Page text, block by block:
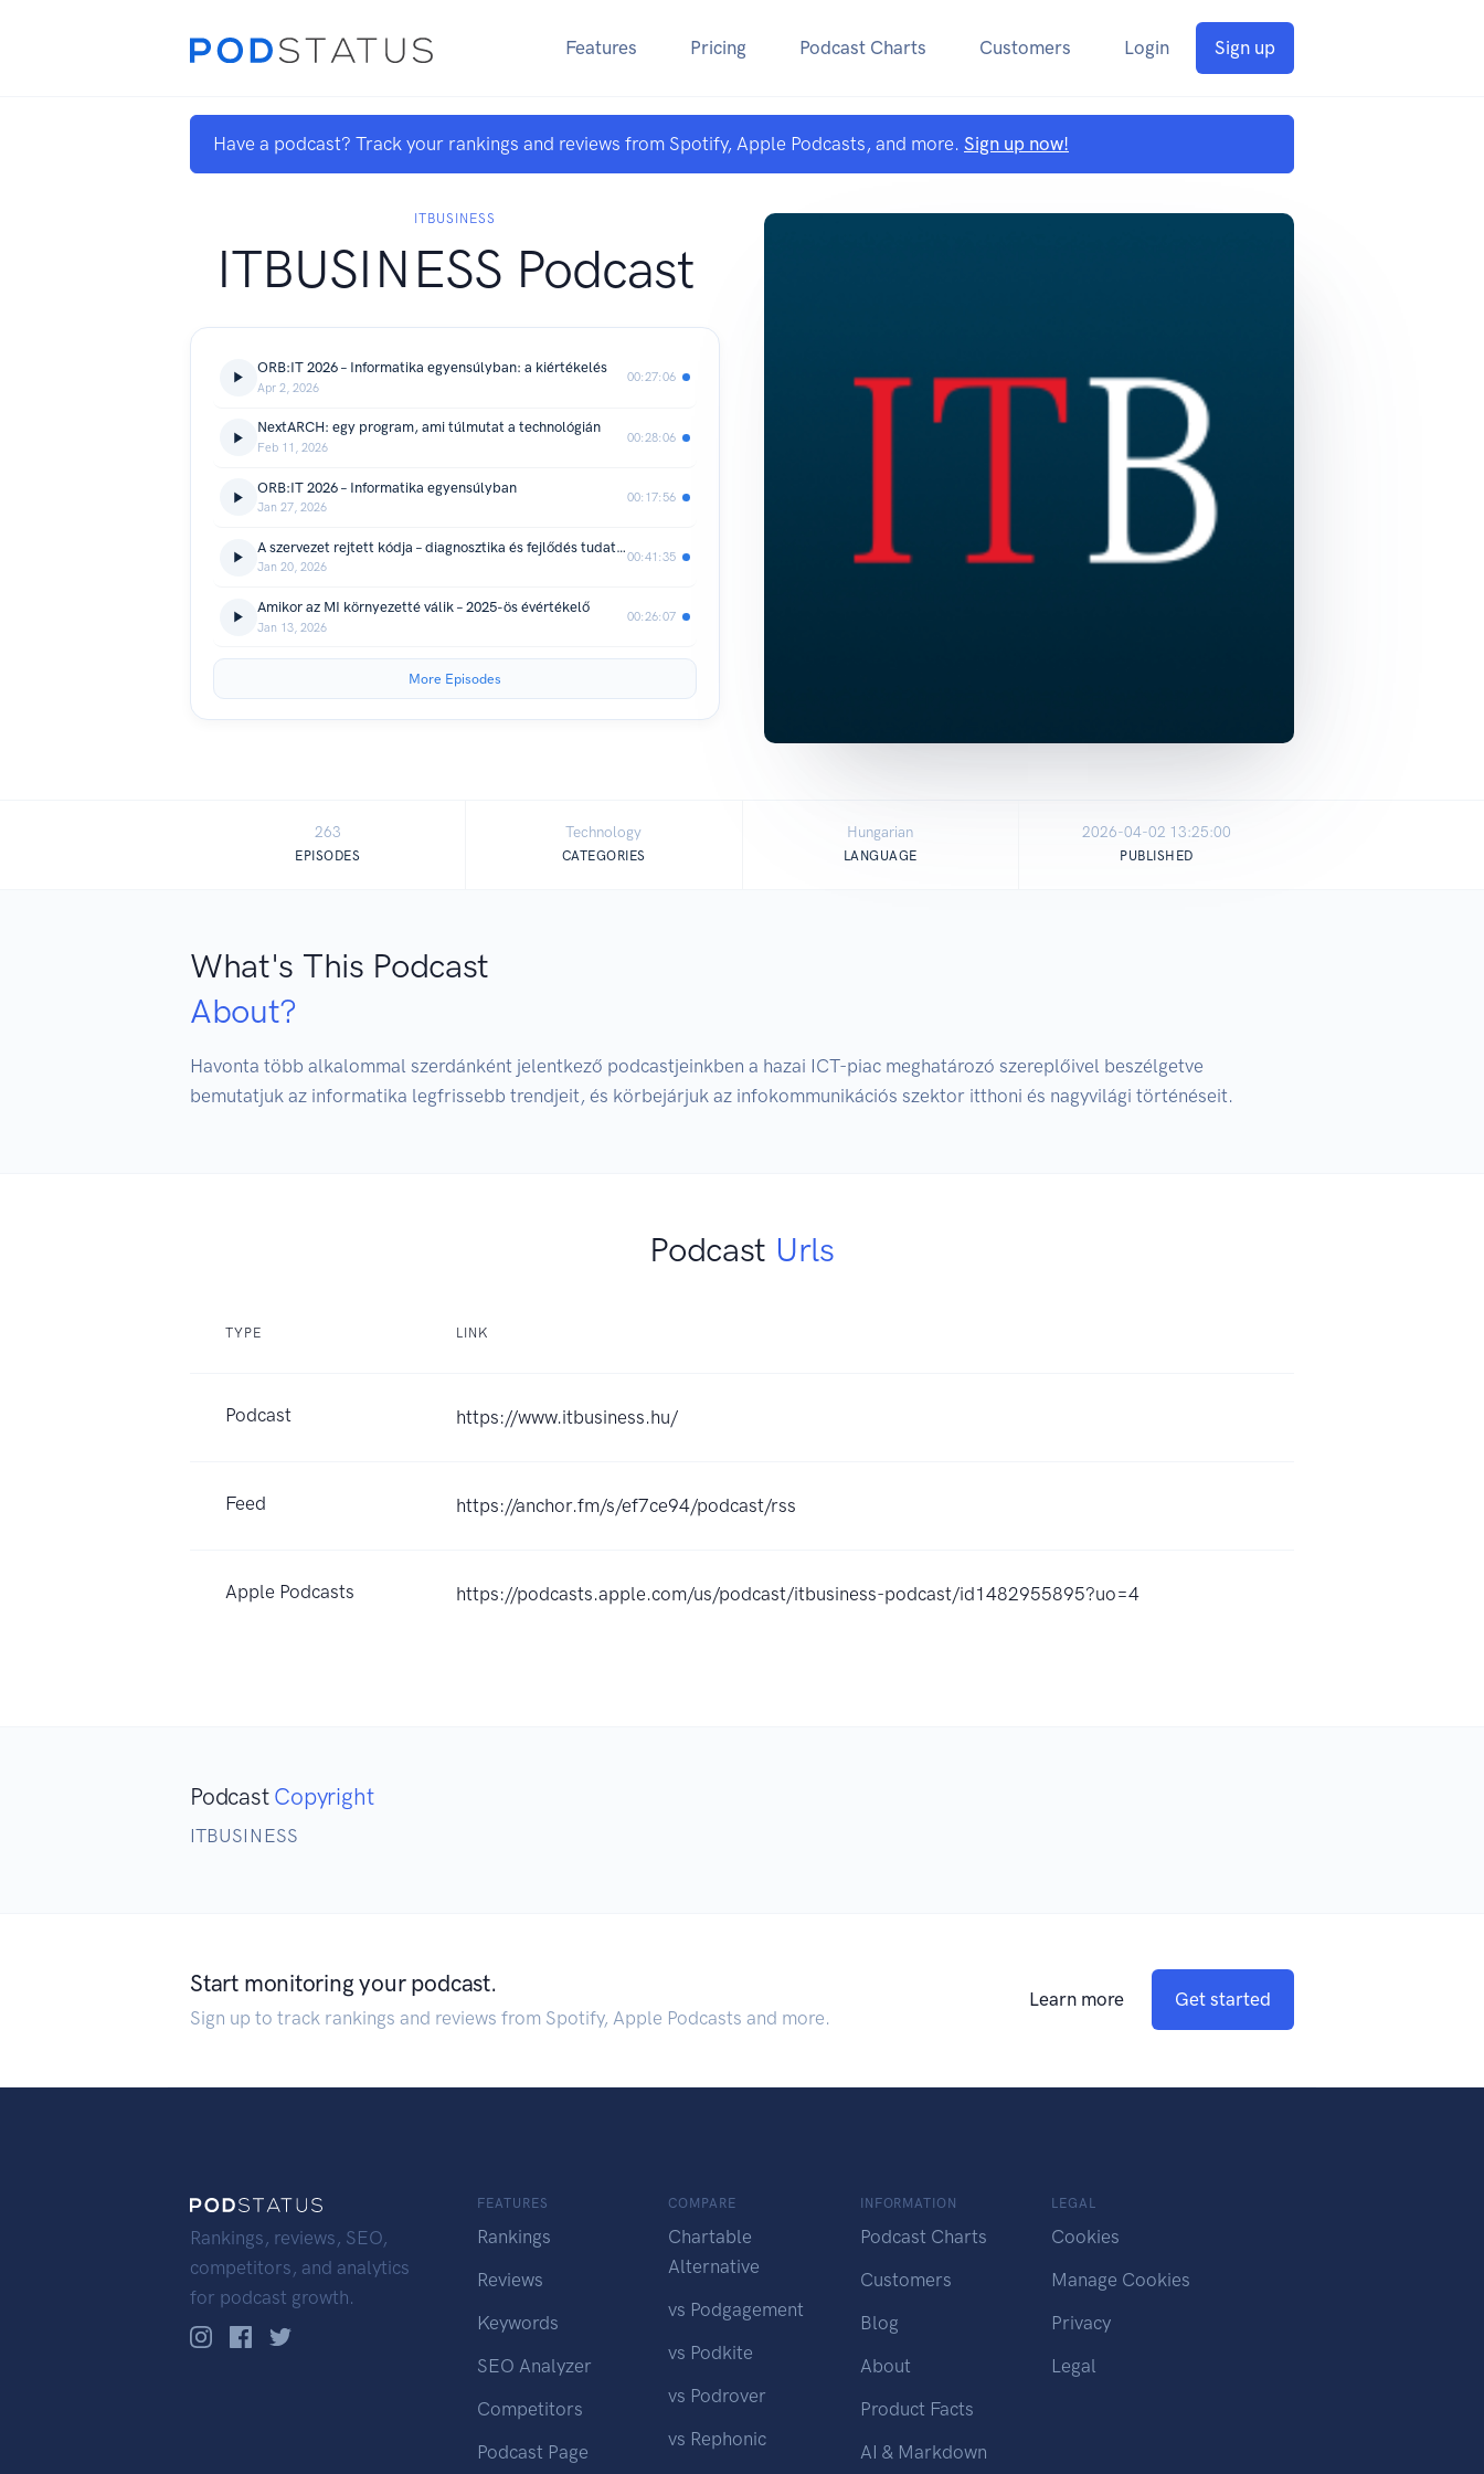
Features Pricing Podcast Charts Customers Login Sign up
Have a podcast? Track your rankings and reviews from Spotify, Apple Podcasts, and more. Sign up now!
ITBUSINESS
ITBUSINESS Podcast
ORB:IT 2026 – Informatika egyensúlyban: a kiértékelés
Apr 2, 2026
00:27:06
NextARCH: egy program, ami túlmutat a technológián
Feb 11, 2026
00:28:06
ORB:IT 2026 – Informatika egyensúlyban
Jan 27, 2026
00:17:56
A szervezet rejtett kódja – diagnosztika és fejlődés tudatosan
Jan 20, 2026
00:41:35
Amikor az MI környezetté válik – 2025-ös évértékelő
Jan 13, 2026
00:26:07
More Episodes
263
EPISODES
Technology
CATEGORIES
Hungarian
LANGUAGE
2026-04-02 13:25:00
PUBLISHED
What's This Podcast
About?
Havonta több alkalommal szerdánként jelentkező podcastjeinkben a hazai ICT-piac meghatározó szereplőivel beszélgetve
bemutatjuk az informatika legfrissebb trendjeit, és körbejárjuk az infokommunikációs szektor itthoni és nagyvilági történéseit.
Podcast Urls
TYPE LINK
Podcast https://www.itbusiness.hu/
Feed https://anchor.fm/s/ef7ce94/podcast/rss
Apple Podcasts https://podcasts.apple.com/us/podcast/itbusiness-podcast/id1482955895?uo=4
Podcast Copyright
ITBUSINESS
Start monitoring your podcast.
Sign up to track rankings and reviews from Spotify, Apple Podcasts and more.
Learn more Get started
Rankings, reviews, SEO,
competitors, and analytics
for podcast growth.
FEATURES
Rankings
Reviews
Keywords
SEO Analyzer
Competitors
Podcast Page
COMPARE
Chartable
Alternative
vs Podgagement
vs Podkite
vs Podrover
vs Rephonic
INFORMATION
Podcast Charts
Customers
Blog
About
Product Facts
AI & Markdown
LEGAL
Cookies
Manage Cookies
Privacy
Legal